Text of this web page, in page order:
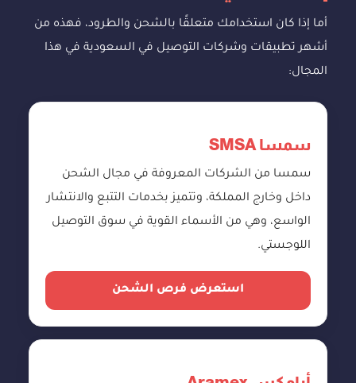
أما إذا كان استخدامك متعلقًا بالشحن والطرود، فهذه من
أشهر تطبيقات وشركات التوصيل في السعودية في هذا
المجال:
سمسا SMSA
سمسا من الشركات المعروفة في مجال الشحن
داخل وخارج المملكة، وتتميز بخدمات التتبع والانتشار
الواسع، وهي من الأسماء القوية في سوق التوصيل
اللوجستي.
استعرض فرص الشحن